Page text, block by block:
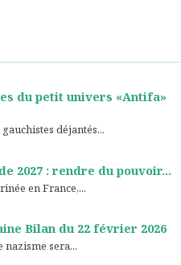
du petit univers «Antifa»
déjantés...
2027 : rendre du pouvoir...
en France,...
Bilan du 22 février 2026
sera...